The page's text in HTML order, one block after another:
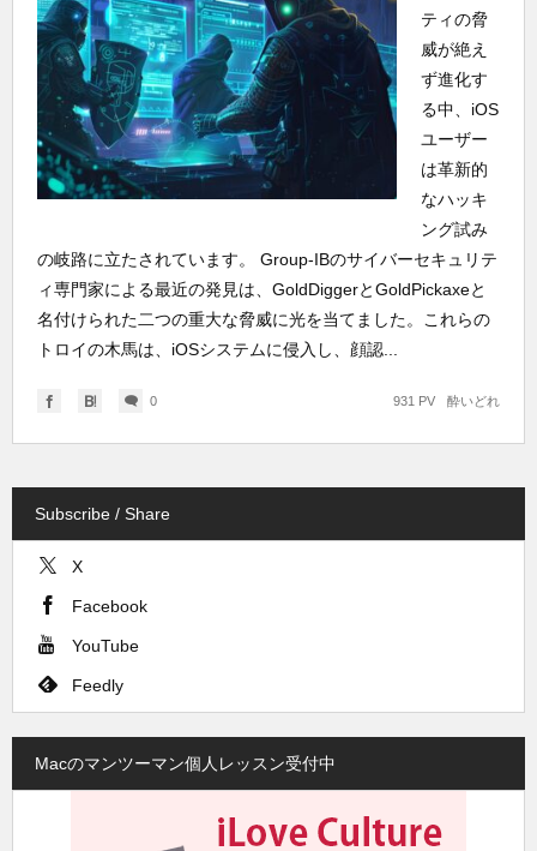
ティの脅
威が絶え
ず進化す
る中、iOS
ユーザー
は革新的
なハッキ
ング試み
の岐路に立たされています。 Group-IBのサイバーセキュリテ
ィ専門家による最近の発見は、GoldDiggerとGoldPickaxeと
名付けられた二つの重大な脅威に光を当てました。これらの
トロイの木馬は、iOSシステムに侵入し、顔認...
0 酔いどれ
931 PV
Subscribe / Share
X
Facebook
YouTube
Feedly
Macのマンツーマン個人レッスン受付中